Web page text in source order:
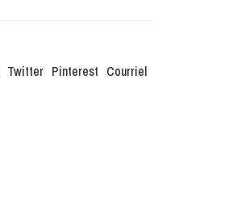
Twitter Pinterest Courriel